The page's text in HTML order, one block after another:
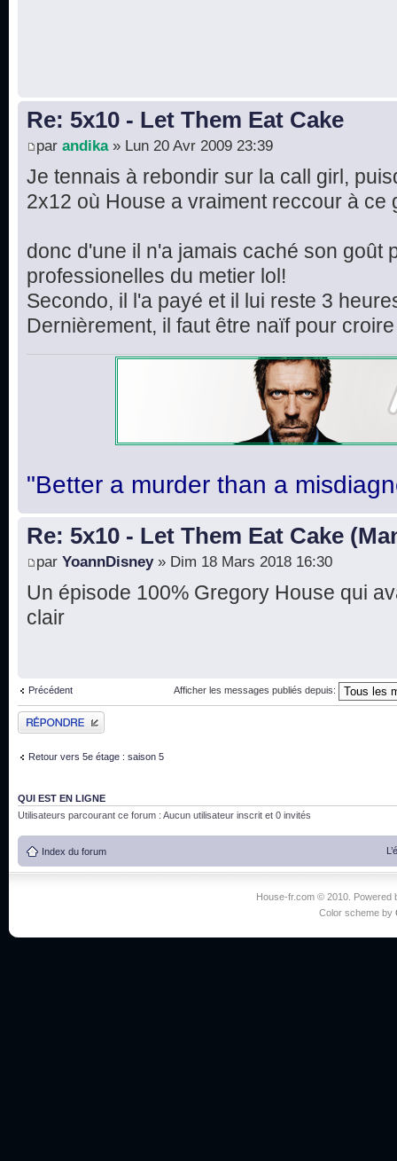
Re: 5x10 - Let Them Eat Cake
par andika» Lun 20 Avr 2009 23:39
Je tennais à rebondir sur la call girl,
2x12 où House a vraiment reccour à ce
donc d'une il n'a jamais caché son goût
professionelles du metier lol!
Secondo, il l'a payé et il lui reste 3
Dernièrement, il faut être naïf pour
"Better a murder than a
Re: 5x10 - Let Them Eat Cake
par YoannDisney» Dim 18 Mars 2018 16:30
Un épisode 100% Gregory House qui
clair
Précédent Afficher les messages publiés depuis:
Publier une réponse
Retour vers 5e étage : saison 5
QUI EST EN LIGNE
Utilisateurs parcourant ce forum : Aucun utilisateur inscrit et 0 invités
Index du forum
House-fr.com © 2010. Powered
Color scheme by